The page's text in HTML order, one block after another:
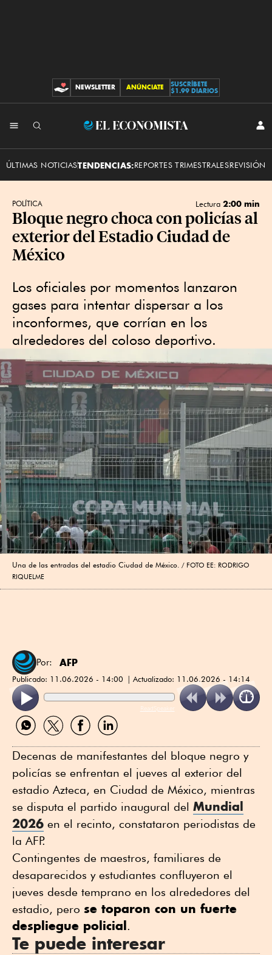
CONTRIBUCIONES
NEWSLETTER ANÚNCIATE
SUSCRÍBETE
$1.99 DIARIOS
El
ÚLTIMAS NOTICIASTENDENCIAS:REPORTES TRIMESTRALESREVISIÓN
POLÍTICA Lectura 2:00 min
Bloque negro choca con policías al
exterior del Estadio Ciudad de
México
Los oficiales por momentos lanzaron
gases para intentar dispersar a los
inconformes, que corrían en los
alrededores del coloso deportivo.
Una de las entradas del estadio Ciudad de México.
FOTO EE: RODRIGO
RIQUELME
Por: AFP
Publicado: 11.06.2026 - 14:00 Actualizado: 11.06.2026 - 14:14
ReadSpeaker
Compartir
por
Compartir
por
Compartir
por
Compartir
por
Decenas de manifestantes del bloque negro y
policías se enfrentan el jueves al exterior del
estadio Azteca, en Ciudad de México, mientras
se disputa el partido inaugural del Mundial
2026 en el recinto, constataron periodistas de
la AFP.
Contingentes de maestros, familiares de
desaparecidos y estudiantes confluyeron el
jueves desde temprano en los alrededores del
estadio, pero se toparon con un fuerte
despliegue policial .
Te puede interesar